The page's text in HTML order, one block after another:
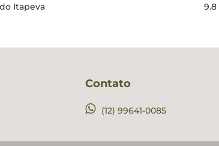
Itapeva
Contato
(12) 99641-0085